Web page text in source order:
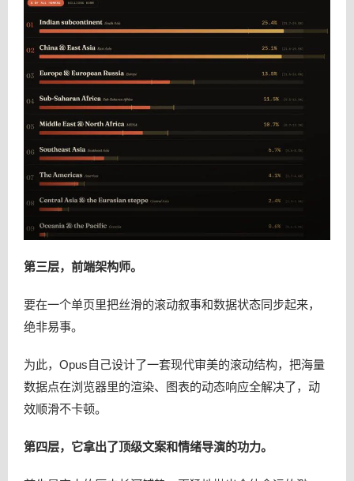
第三层，前端架构师。
要在一个单页里把丝滑的滚动叙事和数据状态同步起来，
绝非易事。
为此，Opus自己设计了一套现代审美的滚动结构，把海量
数据点在浏览器里的渲染、图表的动态响应全解决了，动
效顺滑不卡顿。
第四层，它拿出了顶级文案和情绪导演的功力。